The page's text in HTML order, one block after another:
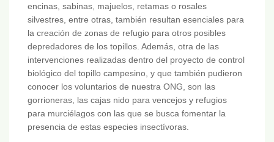
encinas, sabinas, majuelos, retamas o rosales
silvestres, entre otras, también resultan esenciales para
la creación de zonas de refugio para otros posibles
depredadores de los topillos. Además, otra de las
intervenciones realizadas dentro del proyecto de control
biológico del topillo campesino, y que también pudieron
conocer los voluntarios de nuestra ONG, son las
gorrioneras, las cajas nido para vencejos y refugios
para murciélagos con las que se busca fomentar la
presencia de estas especies insectívoras.